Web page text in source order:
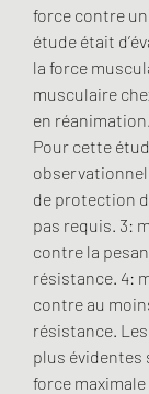
force contre
étude était
la force
musculaire
en
Pour cette
de protection
pas requis. 3:
contre la
résistance. 4:
contre au
résistance.
plus évidentes
force